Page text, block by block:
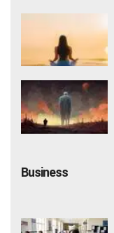
Business